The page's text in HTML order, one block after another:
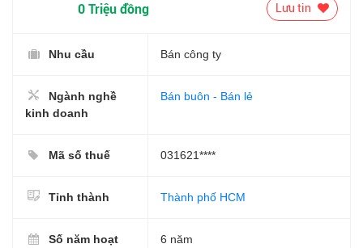
0 Triệu đồng Lưu tin
Nhu cầu Bán công ty
Ngành nghề
kinh doanh
Bán buôn - Bán lẻ
Mã số thuế 031621****
Tỉnh thành Thành phố HCM
Số năm hoạt
6 năm